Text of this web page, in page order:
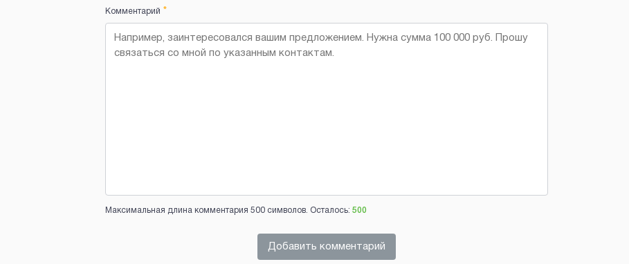
Комментарий *
Максимальная длина комментария 500 символов. Осталось: 500
Добавить комментарий